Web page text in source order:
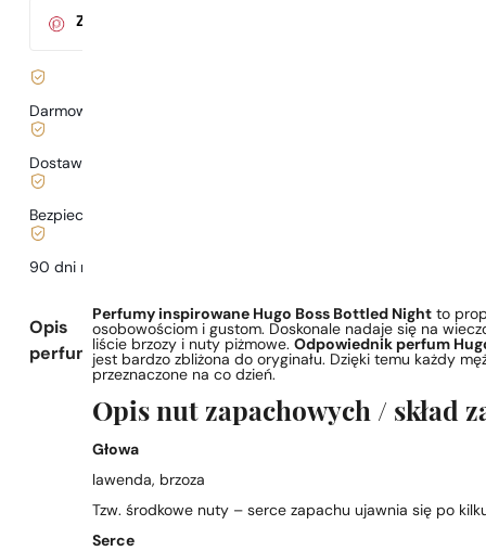
Za zakup tego produktu
Darmowa dostawa już
Dostawa już
Bezpieczne zakupy i płatności
90 dni na
Opis
perfum
Perfumy inspirowane Hugo Boss Bottled Night to
osobowościom i gustom. Doskonale nadaje się na
liście brzozy i nuty piżmowe.Odpowiednik perfum
jest bardzo zbliżona do oryginału. Dzięki temu każdy
przeznaczone na co dzień.
Opis nut zapachowych / skład
Głowa
lawenda, brzoza
Tzw. środkowe nuty – serce zapachu ujawnia się po
Serce